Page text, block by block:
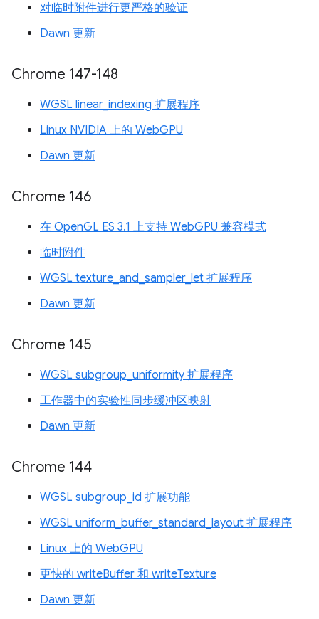
对临时附件进行更严格的验证
Dawn 更新
Chrome 147-148
WGSL linear_indexing 扩展程序
Linux NVIDIA 上的 WebGPU
Dawn 更新
Chrome 146
在 OpenGL ES 3.1 上支持 WebGPU 兼容模式
临时附件
WGSL texture_and_sampler_let 扩展程序
Dawn 更新
Chrome 145
WGSL subgroup_uniformity 扩展程序
工作器中的实验性同步缓冲区映射
Dawn 更新
Chrome 144
WGSL subgroup_id 扩展功能
WGSL uniform_buffer_standard_layout 扩展程序
Linux 上的 WebGPU
更快的 writeBuffer 和 writeTexture
Dawn 更新